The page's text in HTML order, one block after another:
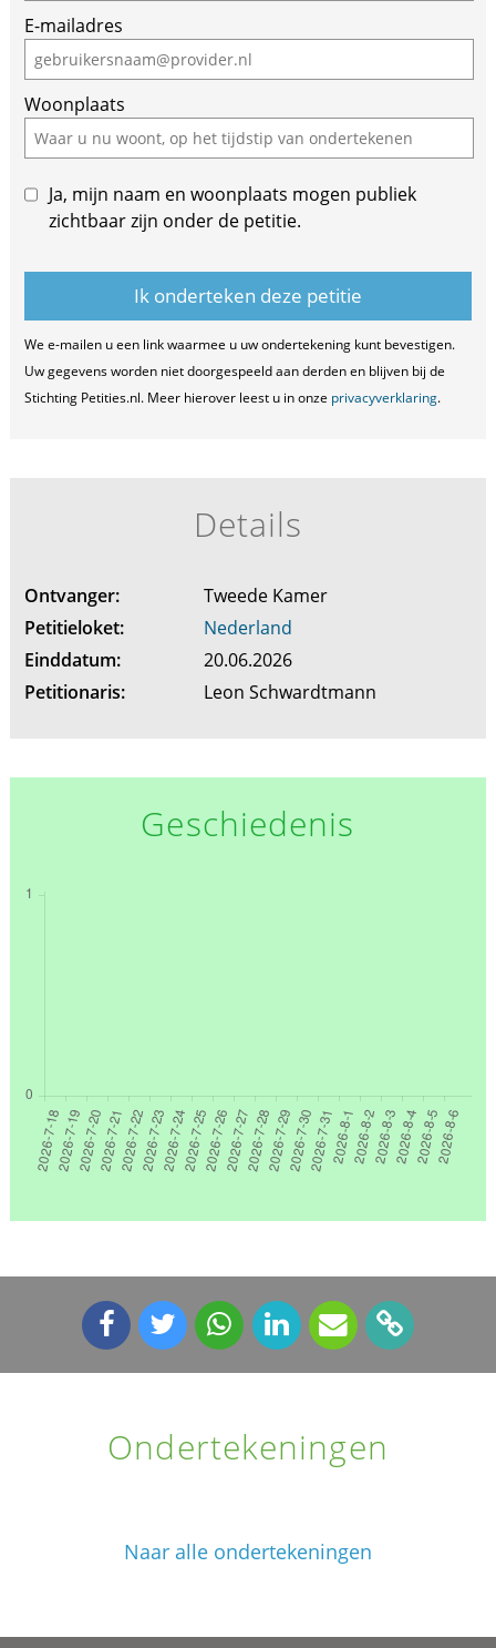
a
human,
ignore
this
field
E-mailadres
Woonplaats
Ja, mijn naam en woonplaats mogen publiek
zichtbaar zijn onder de petitie.
We e-mailen u een link waarmee u uw ondertekening kunt bevestigen.
Uw gegevens worden niet doorgespeeld aan derden en blijven bij de
Stichting Petities.nl. Meer hierover leest u in onze privacyverklaring.
Details
Ontvanger:
Tweede Kamer
Petitieloket:
Nederland
Einddatum:
20.06.2026
Petitionaris:
Leon Schwardtmann
Geschiedenis
Ondertekeningen
Naar alle ondertekeningen